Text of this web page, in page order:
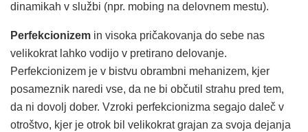
dinamikah v službi (npr. mobing na delovnem mestu).
Perfekcionizem in visoka pričakovanja do sebe nas
velikokrat lahko vodijo v pretirano delovanje.
Perfekcionizem je v bistvu obrambni mehanizem, kjer
posameznik naredi vse, da ne bi občutil strahu pred tem,
da ni dovolj dober. Vzroki perfekcionizma segajo daleč v
otroštvo, kjer je otrok bil velikokrat grajan za svoja dejanja